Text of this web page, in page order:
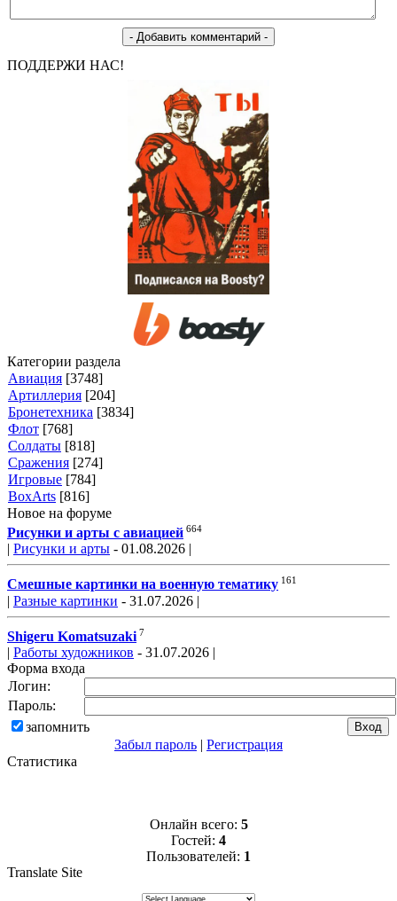
ПОДДЕРЖИ НАС!
Категории раздела
Авиация [3748]
Артиллерия [204]
Бронетехника [3834]
Флот [768]
Солдаты [818]
Сражения [274]
Игровые [784]
BoxArts [816]
Новое на форуме
Рисунки и арты с авиацией 664
| Рисунки и арты - 01.08.2026 |
Смешные картинки на военную тематику 161
| Разные картинки - 31.07.2026 |
Shigeru Komatsuzaki 7
| Работы художников - 31.07.2026 |
Форма входа
Логин:
Пароль:
запомнить
Забыл пароль | Регистрация
Статистика
Онлайн всего: 5
Гостей: 4
Пользователей: 1
Translate Site